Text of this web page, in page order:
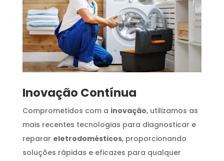
Inovação Contínua
Comprometidos com a inovação, utilizamos as
mais recentes tecnologias para diagnosticar e
reparar eletrodomésticos, proporcionando
soluções rápidas e eficazes para qualquer